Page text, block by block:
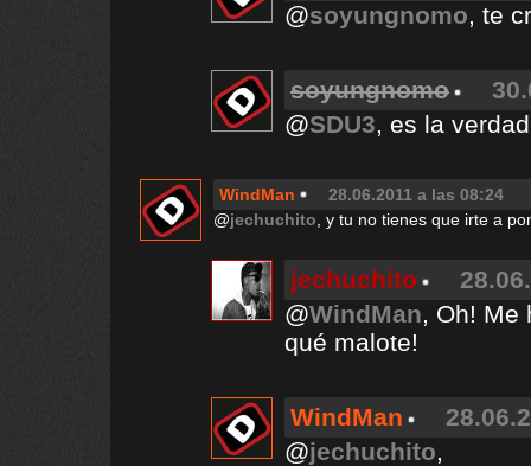
@soyungnomo, te
soyungnomo
@SDU3, es la
WindMan
28.06.2011 a las 08:24
@jechuchito , y tu no tienes que irte a
jechuchito
@WindMan, Oh! Me
qué malote!
WindMan
@jechuchito,